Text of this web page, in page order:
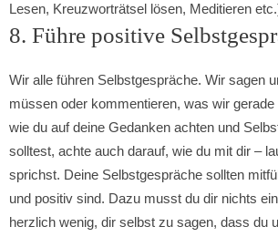
Lesen, Kreuzworträtsel lösen, Meditieren
8. Führe positive
Wir alle führen Selbstgespräche. Wir sagen
müssen oder kommentieren, was wir
wie du auf deine Gedanken achten und
solltest, achte auch darauf, wie du mit dir –
sprichst. Deine Selbstgespräche sollten
und positiv sind. Dazu musst du dir nichts
herzlich wenig, dir selbst zu sagen, dass du